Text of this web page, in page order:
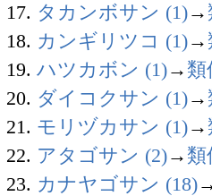
17. タカンボサン (1)→
18. カンギリツコ (1)→
19. ハツカボン (1)→ 類
20. ダイコクサン (1)→
21. モリヅカサン (1)→
22. アタゴサン (2)→ 類
23. カナヤゴサン (18)